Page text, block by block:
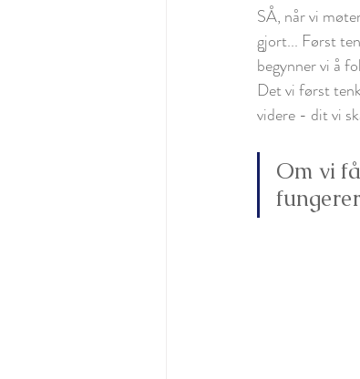
SÅ, når vi
gjort... Først
begynner vi å
Det vi først
videre - dit vi
Om vi